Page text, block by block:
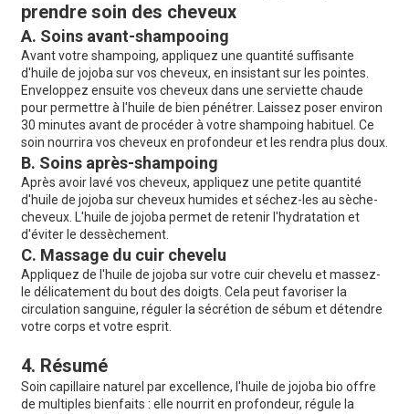
prendre soin des cheveux
A. Soins avant-shampooing
Avant votre shampoing, appliquez une quantité suffisante
d'huile de jojoba sur vos cheveux, en insistant sur les pointes.
Enveloppez ensuite vos cheveux dans une serviette chaude
pour permettre à l'huile de bien pénétrer. Laissez poser environ
30 minutes avant de procéder à votre shampoing habituel. Ce
soin nourrira vos cheveux en profondeur et les rendra plus doux.
B. Soins après-shampoing
Après avoir lavé vos cheveux, appliquez une petite quantité
d'huile de jojoba sur cheveux humides et séchez-les au sèche-
cheveux. L'huile de jojoba permet de retenir l'hydratation et
d'éviter le dessèchement.
C. Massage du cuir chevelu
Appliquez de l'huile de jojoba sur votre cuir chevelu et massez-
le délicatement du bout des doigts. Cela peut favoriser la
circulation sanguine, réguler la sécrétion de sébum et détendre
votre corps et votre esprit.
4. Résumé
Soin capillaire naturel par excellence, l'huile de jojoba bio offre
de multiples bienfaits : elle nourrit en profondeur, régule la